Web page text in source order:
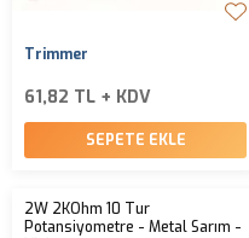
Trimmer
61,82 TL + KDV
SEPETE EKLE
2W 2KOhm 10 Tur
Potansiyometre - Metal Sarım -